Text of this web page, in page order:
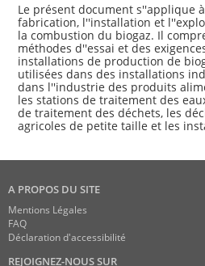
Le présent document s''applique
fabrication, l''installation et
la combustion du biogaz. Il
méthodes d''essai et des
installations de production de
utilisées dans des installations
dans l''industrie des produits
les stations de traitement des
de traitement des déchets, les
A PROPOS DU SITE
Mentions Légales
FAQ
Déclaration d'accessibilité
REJOIGNEZ-NOUS SUR